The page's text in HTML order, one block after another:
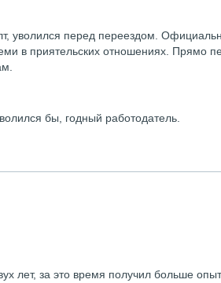
уволился перед переездом.
в приятельских отношениях. Прямо
бы, годный работодатель.
лет, за это время получил больше